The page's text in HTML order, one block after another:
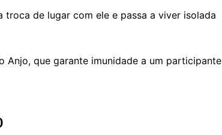
troca de lugar com ele e passa a viver isolada
Anjo, que garante imunidade a um participante